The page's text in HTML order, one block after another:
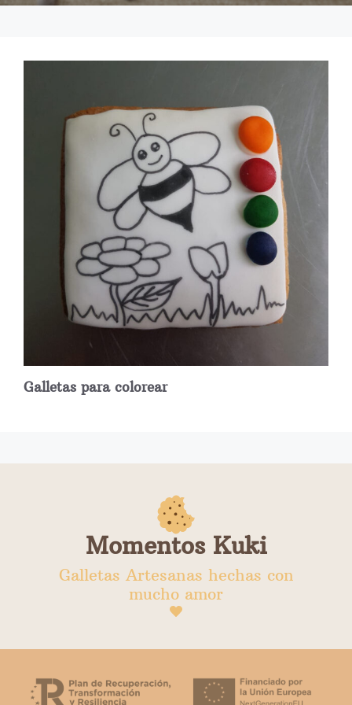
Galletas para colorear
Momentos Kuki
Galletas Artesanas hechas con
mucho amor